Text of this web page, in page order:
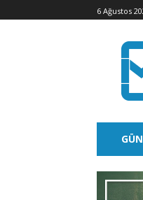
6 Ağustos